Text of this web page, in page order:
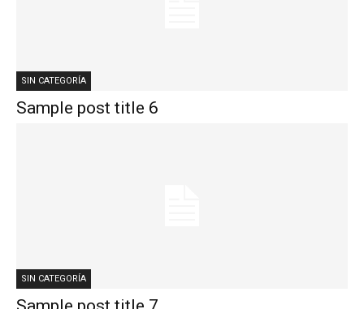
SIN CATEGORÍA
Sample post title 6
SIN CATEGORÍA